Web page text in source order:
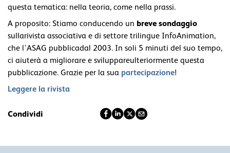
questa tematica: nella teoria, come nella prassi.
A proposito: Stiamo conducendo un breve sondaggio
sullarivista associativa e di settore trilingue InfoAnimation,
che l’ASAG pubblicadal 2003. In soli 5 minuti del suo tempo,
ci aiuterà a migliorare e sviluppareulteriormente questa
pubblicazione. Grazie per la sua partecipazione!
Leggere la rivista
Condividi